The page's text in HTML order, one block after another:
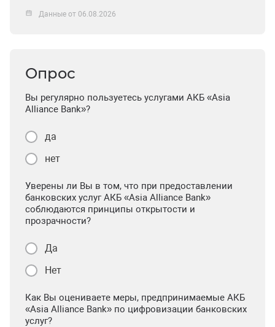
Данные от 06.08.2026
Опрос
Вы регулярно пользуетесь услугами АКБ «Asia
Alliance Bank»?
да
нет
Уверены ли Вы в том, что при предоставлении
банковских услуг АКБ «Asia Alliance Bank»
соблюдаются принципы открытости и
прозрачности?
Да
Нет
Как Вы оцениваете меры, предпринимаемые АКБ
«Asia Alliance Bank» по цифровизации банковских
услуг?